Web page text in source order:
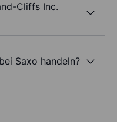
Cliffs Inc.
Saxo handeln?